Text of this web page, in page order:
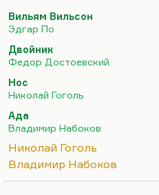
инквизитор более важная
история. В чем важность
что он прекрасно
дебют безумия и
думаю, важность этой
наглые, успешные люди,
всегда есть наш
говоря, наши неудачи –
Вильям Вильсон
Эдгар По
Двойник
Федор Достоевский
Нос
Николай Гоголь
Ада
Владимир Набоков
Николай Гоголь
Владимир Набоков